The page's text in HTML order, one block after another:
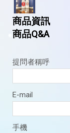
商品資訊
商品Q&A
提問者稱呼
E-mail
手機